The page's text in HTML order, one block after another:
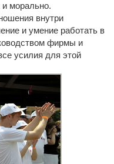
и морально.
внутри
и умение работать в
фирмы и
усилия для этой